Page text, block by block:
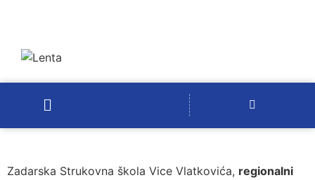
Zadarska Strukovna škola Vice Vlatkovića, regionalni